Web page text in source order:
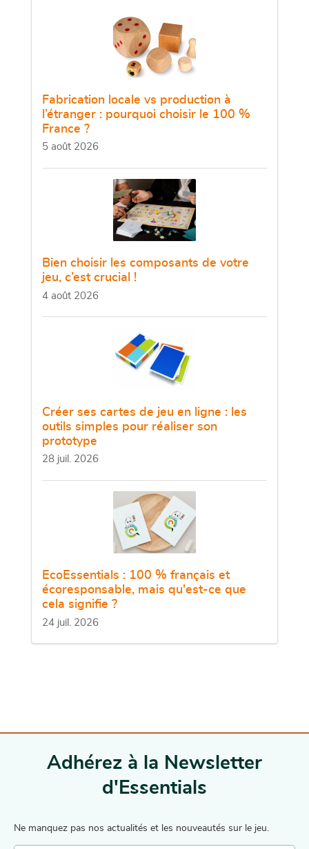
Fabrication locale vs production à
l’étranger : pourquoi choisir le 100 %
France ?
5 août 2026
Bien choisir les composants de votre
jeu, c’est crucial !
4 août 2026
Créer ses cartes de jeu en ligne : les
outils simples pour réaliser son
prototype
28 juil. 2026
EcoEssentials : 100 % français et
écoresponsable, mais qu'est-ce que
cela signifie ?
24 juil. 2026
Adhérez à la Newsletter
d'Essentials
Ne manquez pas nos actualités et les nouveautés sur le jeu.